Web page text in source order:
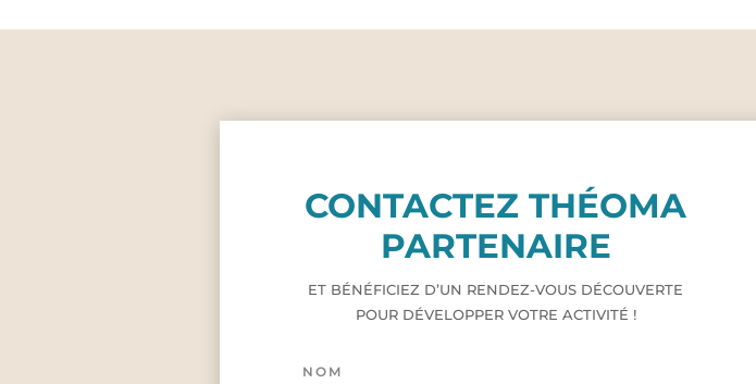
CONTACTEZ THÉOMA
PARTENAIRE
ET BÉNÉFICIEZ D’UN RENDEZ-VOUS DÉCOUVERTE
POUR DÉVELOPPER VOTRE ACTIVITÉ !